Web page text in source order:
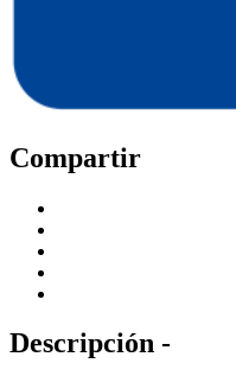
Compartir
Descripción -